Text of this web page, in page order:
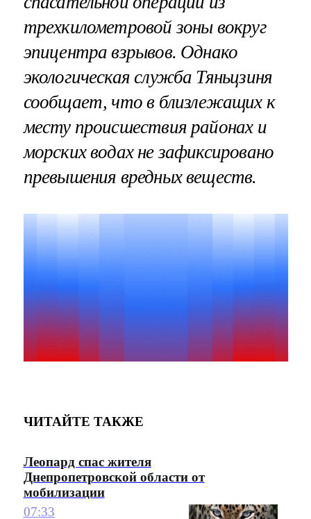
трехкилометровой зоны вокруг
эпицентра взрывов. Однако
экологическая служба Тяньцзиня
сообщает, что в близлежащих к
месту происшествия районах и
морских водах не зафиксировано
превышения вредных веществ.
ЧИТАЙТЕ ТАКЖЕ
Леопард спас жителя
Днепропетровской области от
мобилизации
07:33